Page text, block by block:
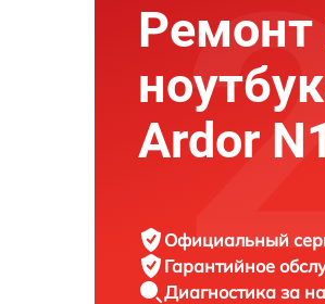
Ardor
Официальный
Гарантийное
Диагностика за